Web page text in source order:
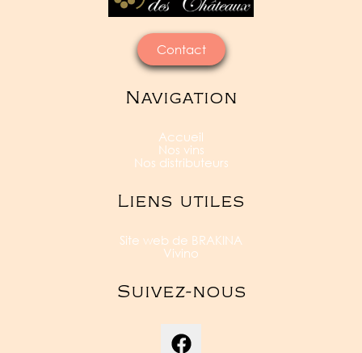
Contact
Navigation
Accueil
Nos vins
Nos distributeurs
Liens utiles
Site web de BRAKINA
Vivino
Suivez-nous